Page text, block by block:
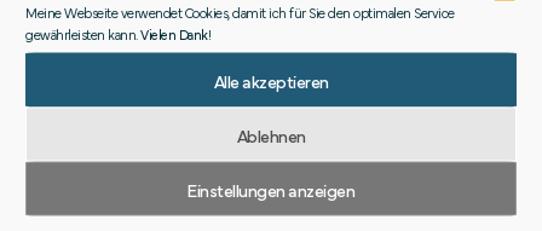
Meine Webseite verwendet Cookies, damit ich für Sie den optimalen Service
gewährleisten kann. Vielen Dank!
Alle akzeptieren
Ablehnen
Einstellungen anzeigen